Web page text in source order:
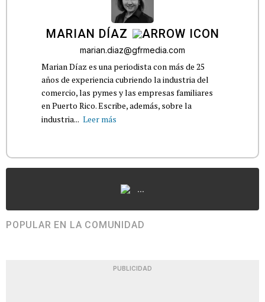
MARIAN DÍAZ
marian.diaz@gfrmedia.com
Marian Díaz es una periodista con más de 25
años de experiencia cubriendo la industria del
comercio, las pymes y las empresas familiares
en Puerto Rico. Escribe, además, sobre la
industria... Leer más
...
POPULAR EN LA COMUNIDAD
PUBLICIDAD